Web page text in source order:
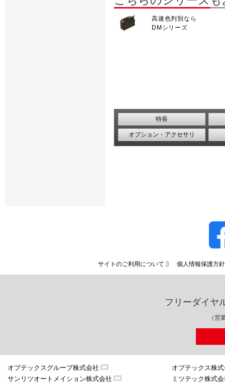
高速色判別なら
DMシリーズ
特長
オプション・アクセサリ
サイトのご利用について 個人情報保護方針
フリーダイヤ
（営
オプテックスグループ株式会社
オプテックス株
サンリツオートメイション株式会社
ミツテック株式